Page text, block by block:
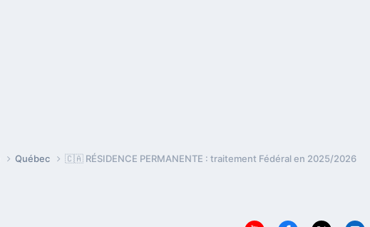
Québec 🇨🇦 RÉSIDENCE PERMANENTE : traitement Fédéral en 2025/2026